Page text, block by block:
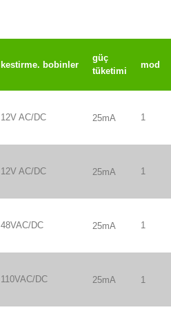
kestirme. bobinler
güç
tüketimi
mod
12V AC/DC 25mA 1
12V AC/DC 25mA 1
48VAC/DC 25mA 1
110VAC/DC 25mA 1